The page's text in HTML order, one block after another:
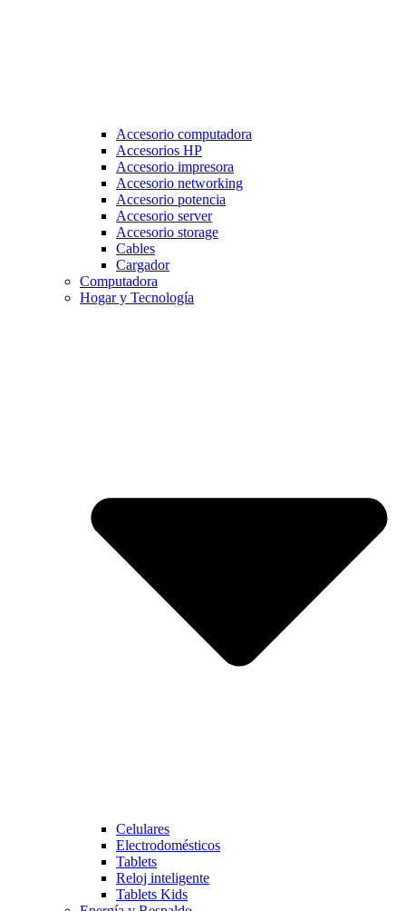
Accesorio computadora
Accesorios HP
Accesorio impresora
Accesorio networking
Accesorio potencia
Accesorio server
Accesorio storage
Cables
Cargador
Computadora
Hogar y Tecnología
Celulares
Electrodomésticos
Tablets
Reloj inteligente
Tablets Kids